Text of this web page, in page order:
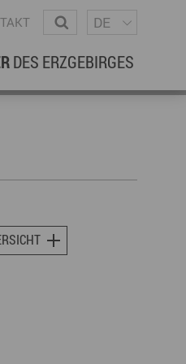
Wonach suchen Sie?
DE
DES ERZGEBIRGES